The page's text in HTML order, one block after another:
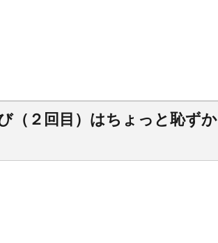
（２回目）はちょっと恥ずか